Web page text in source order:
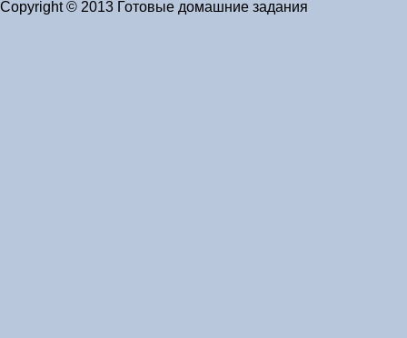
Copyright © 2013 Готовые домашние задания